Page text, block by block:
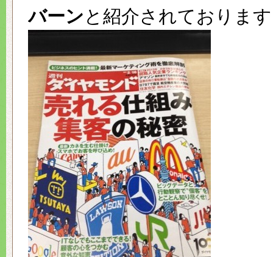
バーン と紹介されておりま